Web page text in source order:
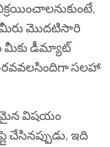
మీరు మొదటిసారి
మీకు డీమ్యాట్
సలహా
విషయం
చేసినప్పుడు, ఇది